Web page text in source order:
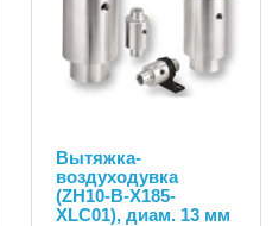
Вытяжка-
воздуходувка
(ZH10-B-X185-
XLC01), диам. 13 мм